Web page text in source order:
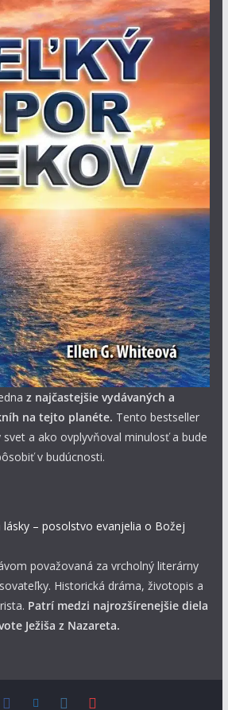
z najčastejšie vydávaných a
na tejto planéte. Tento bestseller
a ako ovplyvňoval minulosť a bude
v budúcnosti.
považovaná za vrcholný literárny
Historická dráma, životopis a
Patrí medzi najrozšírenejšie diela
Ježiša z Nazareta.